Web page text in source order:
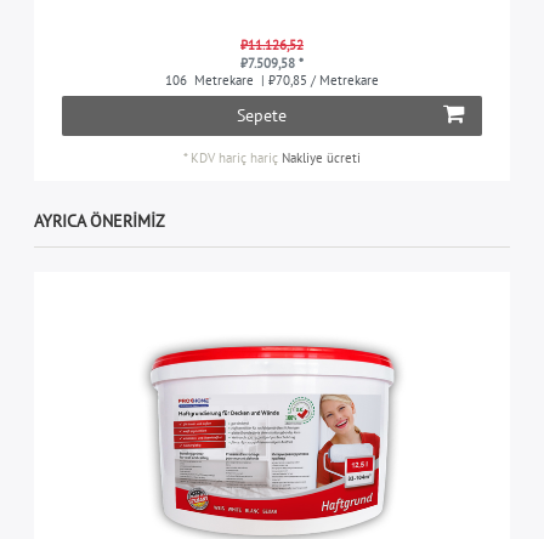
₺11.126,52
₺7.509,58 *
106 Metrekare | ₺70,85 / Metrekare
Sepete
* KDV hariç hariç Nakliye ücreti
AYRICA ÖNERIMIZ